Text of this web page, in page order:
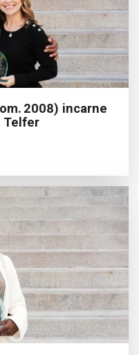
2008) incarne
Telfer